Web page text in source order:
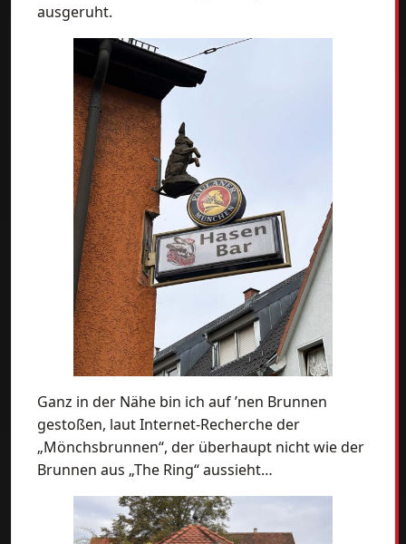
ausgeruht.
Ganz in der Nähe bin ich auf ’nen Brunnen
gestoßen, laut Internet-Recherche der
„Mönchsbrunnen“, der überhaupt nicht wie der
Brunnen aus „The Ring“ aussieht…